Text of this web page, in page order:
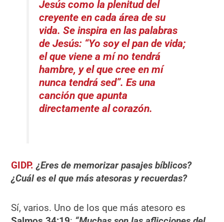
Jesús como la plenitud del
creyente en cada área de su
vida. Se inspira en las palabras
de Jesús: “Yo soy el pan de vida;
el que viene a mí no tendrá
hambre, y el que cree en mí
nunca tendrá sed”. Es una
canción que apunta
directamente al corazón.
GIDP. ¿Eres de memorizar pasajes bíblicos?
¿Cuál es el que más atesoras y recuerdas?
Sí, varios. Uno de los que más atesoro es